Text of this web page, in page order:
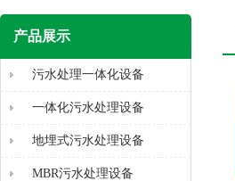
产品展示
污水处理一体化设备
一体化污水处理设备
地埋式污水处理设备
MBR污水处理设备